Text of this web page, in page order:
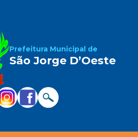
Prefeitura Municipal de
São Jorge D’Oeste